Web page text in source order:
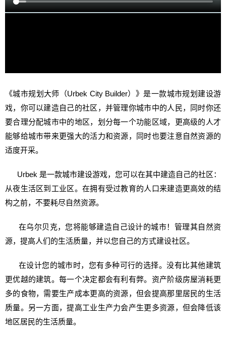
《城市规划大师（Urbek City Builder）》是一款城市规划建设游
戏，你可以建造自己的社区，并管理你城市中的人民，同时你还
要合理分配城市中的地区，划分每一个功能区域，更高级的人才
能够给城市带来更强大的活力和资源，同时也要注意自然资源的
适度开采。
Urbek 是一款城市建设游戏，您可以在其中建造自己的社区：
从夜生活区到工业区。在拥有受过教育的人口来建造更高效的结
构之前，不要耗尽自然资源。
在乌尔贝克，您将能够建造自己设计的城市！管理其自然资
源，提高人们的生活质量，并以您自己的方式建设社区。
在设计您的城市时，您有多种可行的选择。没有比其他建筑
更优越的建筑。每一个决定都会有利有弊。资产阶级房屋消耗更
多的食物，需要生产成本更高的资源，但会提高那里居民的生活
质量。另一方面，提高工业生产力会产生更多资源，但会降低该
地区居民的生活质量。